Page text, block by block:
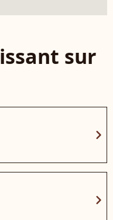
sur
chevron_right
chevron_right